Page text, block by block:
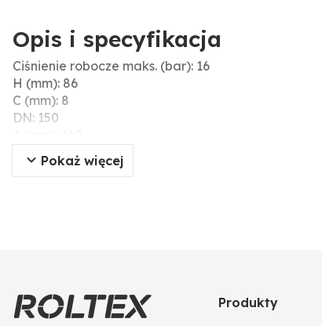
Opis i specyfikacja
Ciśnienie robocze maks. (bar): 16
H (mm): 86
C (mm): 8
DN: 150
Ø wew. (mm): 160
Materiał: PVC-U
Pokaż więcej
Produkty